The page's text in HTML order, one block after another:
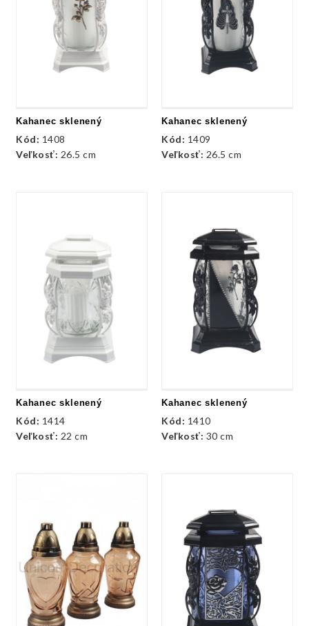
Kahanec sklenený
Kód: 1408
Veľkosť: 26.5 cm
Kahanec sklenený
Kód: 1409
Veľkosť: 26.5 cm
Kahanec sklenený
Kód: 1414
Veľkosť: 22 cm
Kahanec sklenený
Kód: 1410
Veľkosť: 30 cm